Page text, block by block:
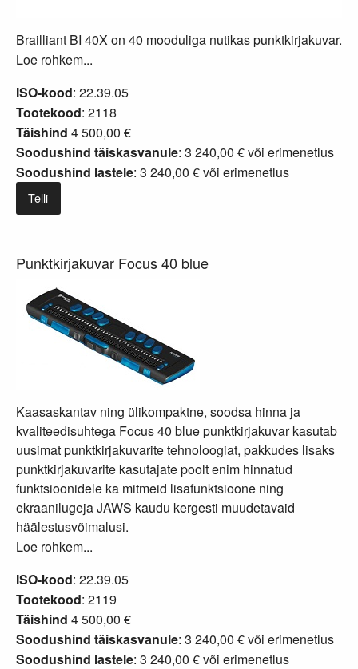
Brailliant BI 40X on 40 mooduliga nutikas punktkirjakuvar.
Loe rohkem...
ISO-kood: 22.39.05
Tootekood: 2118
Täishind 4 500,00 €
Soodushind täiskasvanule: 3 240,00 € või erimenetlus
Soodushind lastele: 3 240,00 € või erimenetlus
Telli
Punktkirjakuvar Focus 40 blue
Kaasaskantav ning ülikompaktne, soodsa hinna ja
kvaliteedisuhtega Focus 40 blue punktkirjakuvar kasutab
uusimat punktkirjakuvarite tehnoloogiat, pakkudes lisaks
punktkirjakuvarite kasutajate poolt enim hinnatud
funktsioonidele ka mitmeid lisafunktsioone ning
ekraanilugeja JAWS kaudu kergesti muudetavaid
häälestusvõimalusi.
Loe rohkem...
ISO-kood: 22.39.05
Tootekood: 2119
Täishind 4 500,00 €
Soodushind täiskasvanule: 3 240,00 € või erimenetlus
Soodushind lastele: 3 240,00 € või erimenetlus